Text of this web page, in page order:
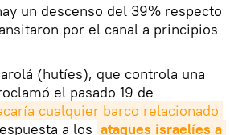
un descenso del 39% respecto
por el canal a principios
(hutíes), que controla una
el pasado 19 de
cualquier barco relacionado
a los ataques israelíes a